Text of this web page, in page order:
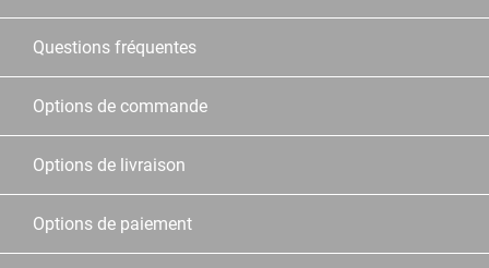
Questions fréquentes
Options de commande
Options de livraison
Options de paiement